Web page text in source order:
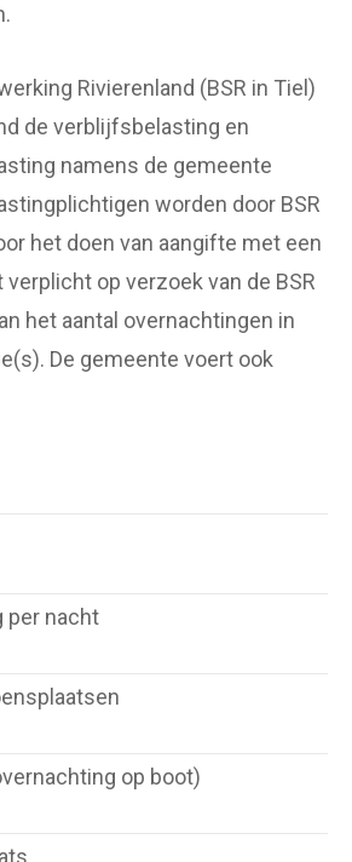
Rivierenland (BSR in Tiel)
de verblijfsbelasting en
namens de gemeente
worden door BSR
het doen van aangifte met een
op verzoek van de BSR
het aantal overnachtingen in
De gemeente voert ook
per nacht
op boot)